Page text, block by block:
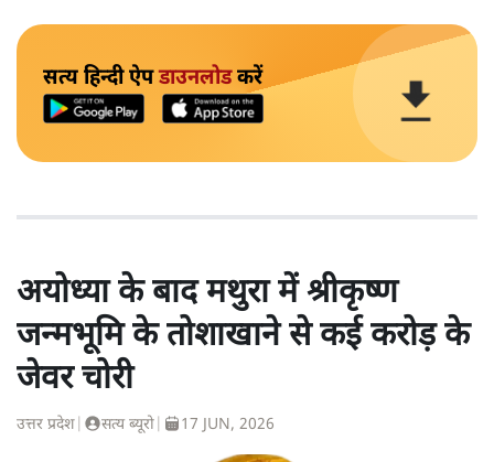
सत्य हिन्दी ऐपडाउनलोडकरें
अयोध्या के बाद मथुरा में श्रीकृष्ण
जन्मभूमि के तोशाखाने से कई करोड़ के
जेवर चोरी
उत्तर प्रदेश सत्य ब्यूरो 17 JUN, 2026